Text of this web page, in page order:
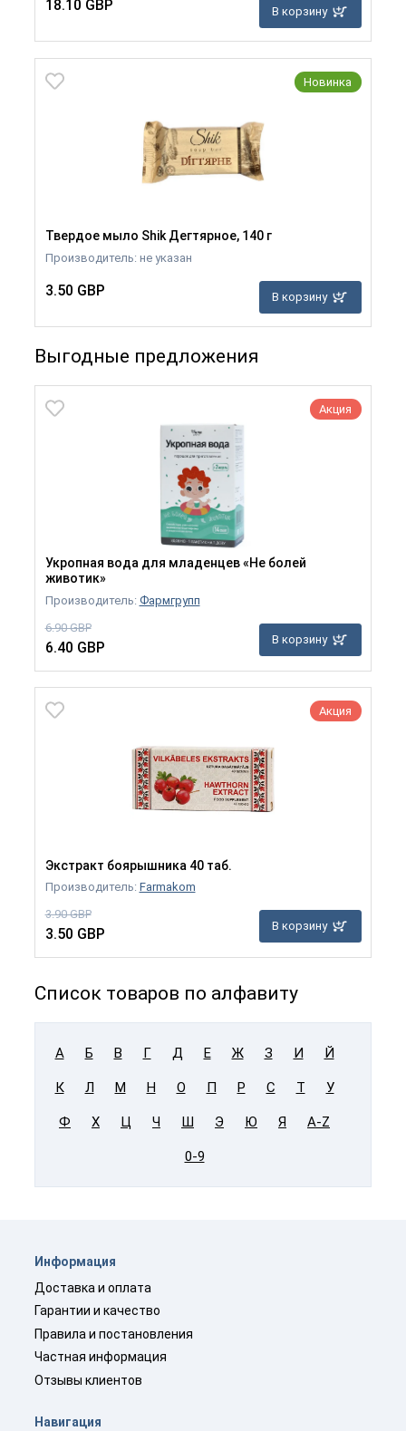
18.10 GBP В корзину
Новинка
Твердое мыло Shik Дегтярное, 140 г
Производитель: не указан
3.50 GBP В корзину
Выгодные предложения
Акция
Укропная вода для младенцев «Не болей
животик»
Производитель: Фармгрупп
6.90 GBP
6.40 GBP В корзину
Акция
Экстракт боярышника 40 таб.
Производитель: Farmakom
3.90 GBP
3.50 GBP В корзину
Список товаров по алфавиту
А Б В Г Д Е Ж З И Й
К Л М Н О П Р С Т У
Ф Х Ц Ч Ш Э Ю Я A-Z
0-9
Информация
Доставка и оплата
Гарантии и качество
Правила и постановления
Частная информация
Отзывы клиентов
Навигация